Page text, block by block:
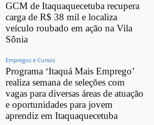
GCM de Itaquaquecetuba recupera
carga de R$ 38 mil e localiza
veículo roubado em ação na Vila
Sônia
Empregos e Cursos
Programa ‘Itaquá Mais Emprego’
realiza semana de seleções com
vagas para diversas áreas de atuação
e oportunidades para jovem
aprendiz em Itaquaquecetuba